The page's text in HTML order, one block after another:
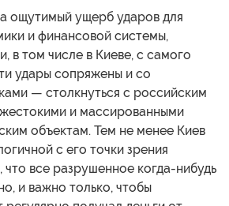
ощутимый ущерб ударов для
и финансовой системы,
в том числе в Киеве, с самого
удары сопряжены и со
— столкнуться с российским
и массированными
объектам. Тем не менее Киев
с его точки зрения
все разрушенное когда-нибудь
и важно только, чтобы